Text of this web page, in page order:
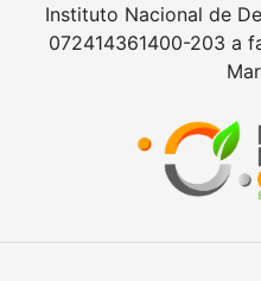
Instituto Nacional de
072414361400-203 a